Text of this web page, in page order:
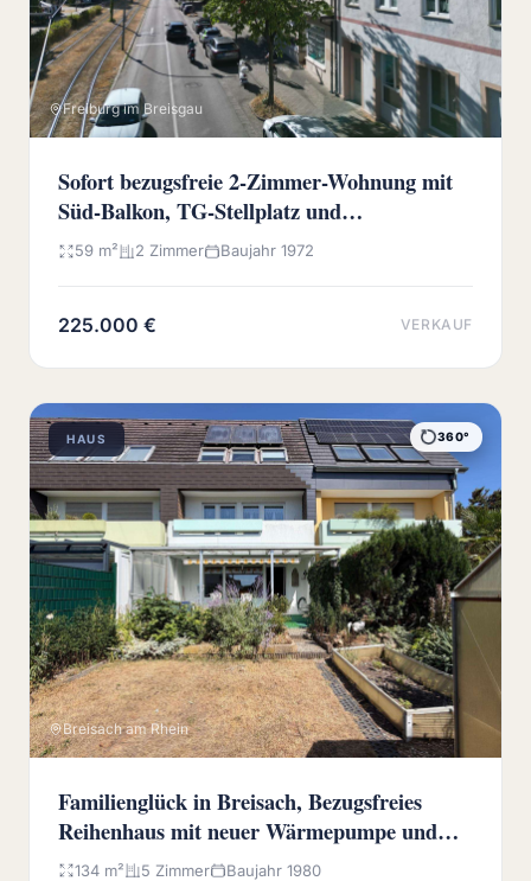
Freiburg im Breisgau
Sofort bezugsfreie 2-Zimmer-Wohnung mit
Süd-Balkon, TG-Stellplatz und
Wochenmarkt vor der Haustür
59 m² 2 Zimmer Baujahr 1972
225.000 € VERKAUF
HAUS 360°
Breisach am Rhein
Familienglück in Breisach, Bezugsfreies
Reihenhaus mit neuer Wärmepumpe und
sonnigem Westgarten
134 m² 5 Zimmer Baujahr 1980